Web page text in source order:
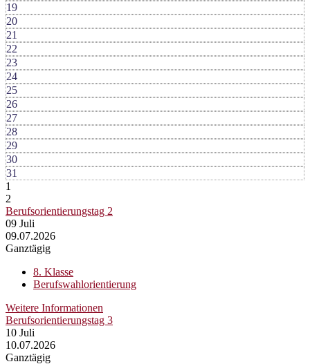
19
20
21
22
23
24
25
26
27
28
29
30
31
1
2
Berufsorientierungstag 2
09 Juli
09.07.2026
Ganztägig
8. Klasse
Berufswahlorientierung
Weitere Informationen
Berufsorientierungstag 3
10 Juli
10.07.2026
Ganztägig